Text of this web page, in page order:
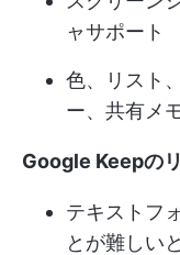
ャサポート
色、リスト
ー、共有メ
Google Keepの
テキストフ
とが難しい